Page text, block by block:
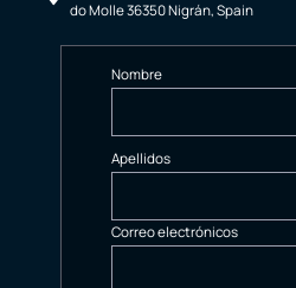
do Molle 36350 Nigrán, Spain
Nombre
Apellidos
Correo electrónicos